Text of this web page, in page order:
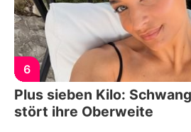
6
Plus sieben Kilo:
stört ihre Oberweite